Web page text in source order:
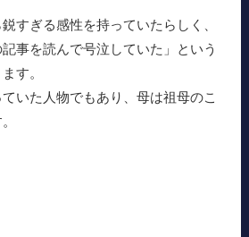
すぎる感性を持っていたらしく、
事を読んで号泣していた」という
す。
いた人物でもあり、母は祖母のこ